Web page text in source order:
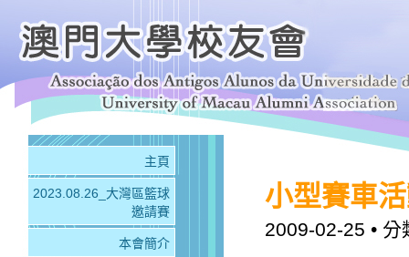
小型賽車
2009-02-25 •
主頁
2023.08.26_大灣區籃球
邀請賽
本會簡介